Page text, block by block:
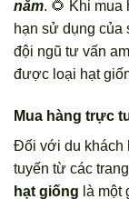
năm. 🌻 Khi mua
hạn sử dụng của
đội ngũ tư vấn
được loại hạt
Mua hàng trực
Đối với du khách
tuyến từ các
hạt giống là một